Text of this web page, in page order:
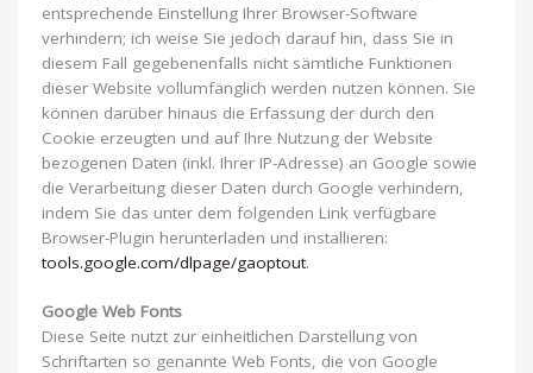
entsprechende Einstellung Ihrer Browser-Software
verhindern; ich weise Sie jedoch darauf hin, dass Sie in
diesem Fall gegebenenfalls nicht sämtliche Funktionen
dieser Website vollumfänglich werden nutzen können. Sie
können darüber hinaus die Erfassung der durch den
Cookie erzeugten und auf Ihre Nutzung der Website
bezogenen Daten (inkl. Ihrer IP-Adresse) an Google sowie
die Verarbeitung dieser Daten durch Google verhindern,
indem Sie das unter dem folgenden Link verfügbare
Browser-Plugin herunterladen und installieren:
tools.google.com/dlpage/gaoptout.
Google Web Fonts
Diese Seite nutzt zur einheitlichen Darstellung von
Schriftarten so genannte Web Fonts, die von Google